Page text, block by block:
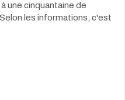
une cinquantaine de
les informations, c'est